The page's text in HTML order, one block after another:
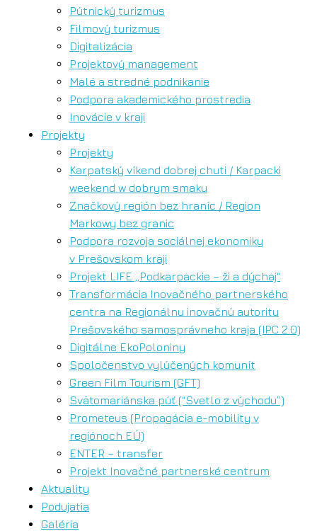
Pútnický turizmus
Filmový turizmus
Digitalizácia
Projektový management
Malé a stredné podnikanie
Podpora akademického prostredia
Inovácie v kraji
Projekty
Projekty
Karpatský víkend dobrej chuti / Karpacki
weekend w dobrym smaku
Značkový región bez hraníc / Region
Markowy bez granic
Podpora rozvoja sociálnej ekonomiky
v Prešovskom kraji
Projekt LIFE „Podkarpackie – ži a dýchaj“
Transformácia Inovačného partnerského
centra na Regionálnu inovačnú autoritu
Prešovského samosprávneho kraja (IPC 2.0)
Digitálne EkoPoloniny
Spoločenstvo vylúčených komunít
Green Film Tourism (GFT)
Svätomariánska púť (“Svetlo z východu”)
Prometeus (Propagácia e-mobility v
regiónoch EÚ)
ENTER – transfer
Projekt Inovačné partnerské centrum
Aktuality
Podujatia
Galéria